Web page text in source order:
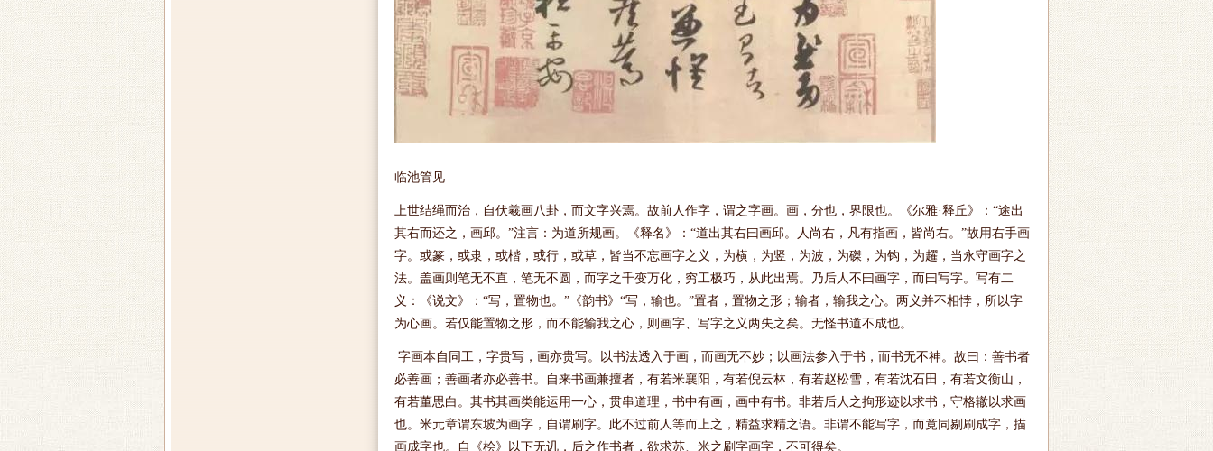
临池管见
上世结绳而治，自伏羲画八卦，而文字兴焉。故前人作字，谓之字画。画，分也，界限也。《尔雅·释丘》：“途出
其右而还之，画邱。”注言：为道所规画。《释名》：“道出其右曰画邱。人尚右，凡有指画，皆尚右。”故用右手画
字。或篆，或隶，或楷，或行，或草，皆当不忘画字之义，为横，为竖，为波，为磔，为钩，为趯，当永守画字之
法。盖画则笔无不直，笔无不圆，而字之千变万化，穷工极巧，从此出焉。乃后人不曰画字，而曰写字。写有二
义：《说文》：“写，置物也。”《韵书》“写，输也。”置者，置物之形；输者，输我之心。两义并不相悖，所以字
为心画。若仅能置物之形，而不能输我之心，则画字、写字之义两失之矣。无怪书道不成也。
字画本自同工，字贵写，画亦贵写。以书法透入于画，而画无不妙；以画法参入于书，而书无不神。故曰：善书者
必善画；善画者亦必善书。自来书画兼擅者，有若米襄阳，有若倪云林，有若赵松雪，有若沈石田，有若文衡山，
有若董思白。其书其画类能运用一心，贯串道理，书中有画，画中有书。非若后人之拘形迹以求书，守格辙以求画
也。米元章谓东坡为画字，自谓刷字。此不过前人等而上之，精益求精之语。非谓不能写字，而竟同剔刷成字，描
画成字也。自《桧》以下无讥，后之作书者，欲求苏、米之刷字画字，不可得矣。